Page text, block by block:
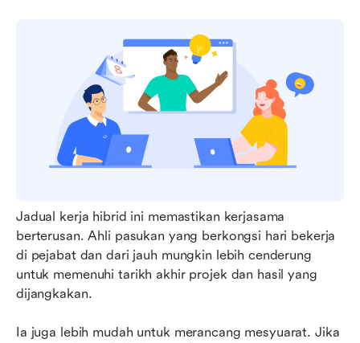
Jadual kerja hibrid ini memastikan kerjasama
berterusan. Ahli pasukan yang berkongsi hari bekerja
di pejabat dan dari jauh mungkin lebih cenderung
untuk memenuhi tarikh akhir projek dan hasil yang
dijangkakan.
Ia juga lebih mudah untuk merancang mesyuarat. Jika